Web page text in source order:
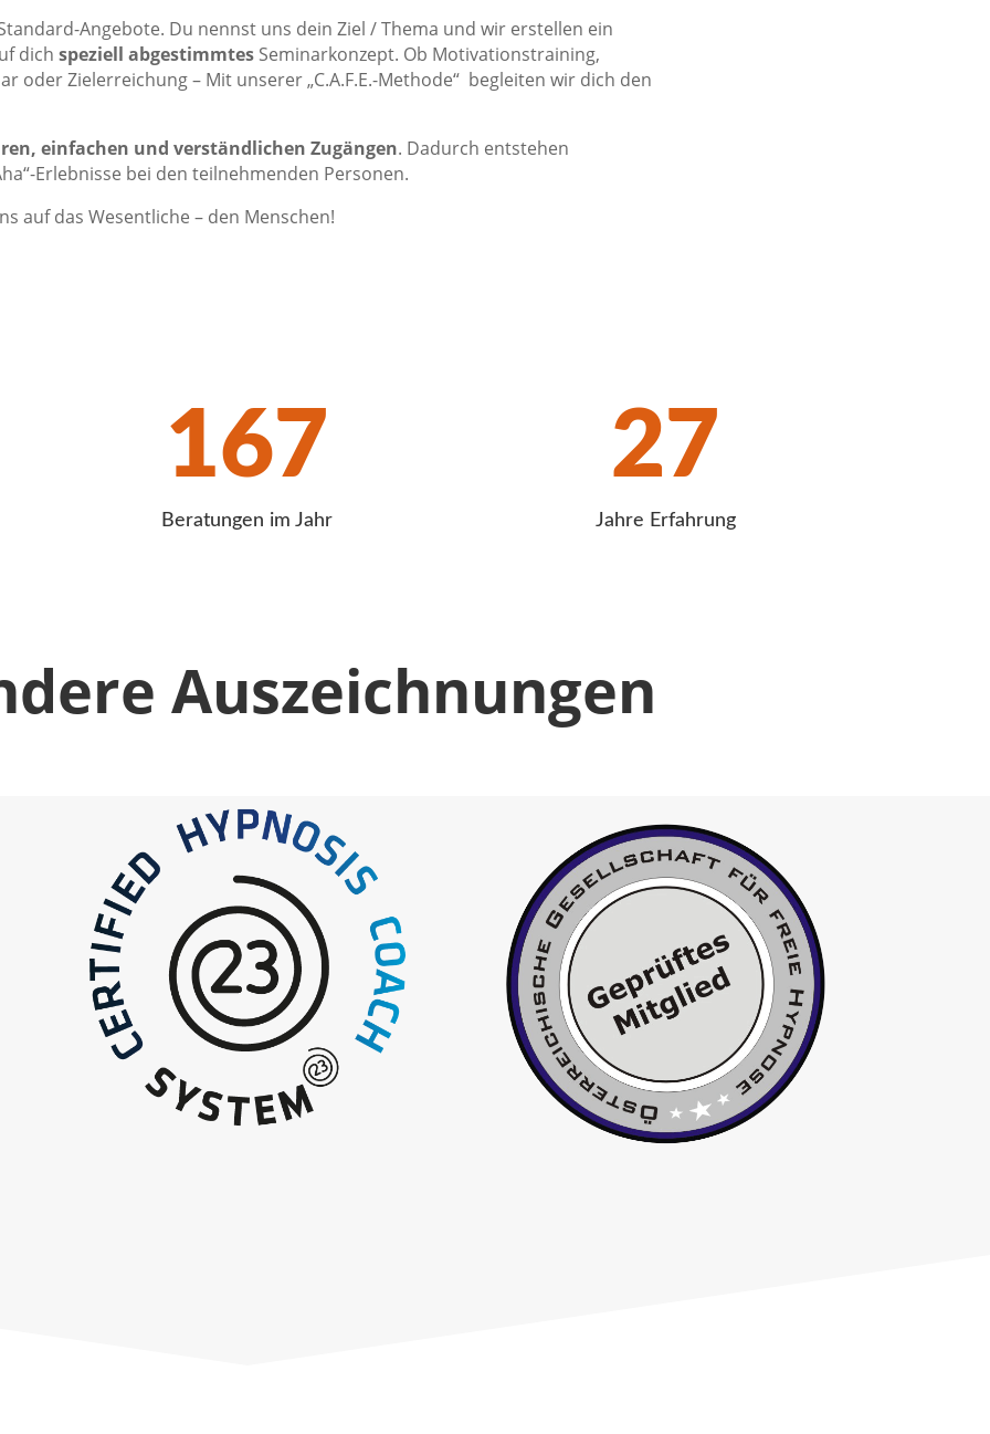
Angebote. Du nennst uns dein Ziel / Thema und wir erstellen ein
dich speziell abgestimmtes Seminarkonzept. Ob Motivationstraining,
oder Zielerreichung – Mit unserer „C.A.F.E.-Methode“ begleiten wir dich den
einfachen und verständlichen Zugängen. Dadurch entstehen
Erlebnisse bei den teilnehmenden Personen.
auf das Wesentliche – den Menschen!
167
Beratungen im Jahr
27
Jahre Erfahrung
Auszeichnungen